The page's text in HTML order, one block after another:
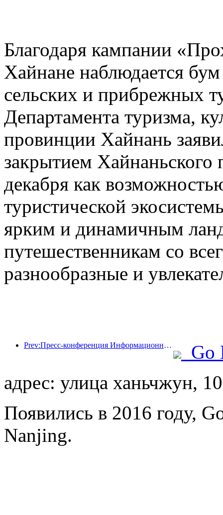
Благодаря кампании
Хайнане наблюдается
сельских и прибрежных
Департамента туризма,
провинции Хайнань
закрытием Хайнаньского
декабря как
туристической
ярким и динамичным
путешественникам со
разнообразные и
Prev:Пресс-конференция Информационного бюро Госсовета: доходы моей страны от трансграничных поездок увеличились на 42% в первой половине этого года
Go
адрес: улица ханьчжун,
Появились в 2016 году,
Nanjing.